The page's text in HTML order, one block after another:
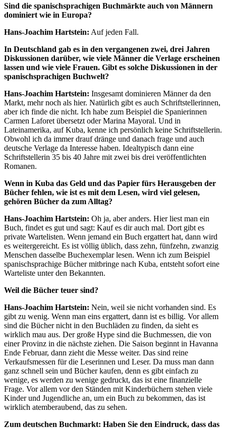
Sind die spanischsprachigen Buchmärkte auch von Männern
dominiert wie in Europa?
Hans-Joachim Hartstein: Auf jeden Fall.
In Deutschland gab es in den vergangenen zwei, drei Jahren
Diskussionen darüber, wie viele Männer die Verlage erscheinen
lassen und wie viele Frauen. Gibt es solche Diskussionen in der
spanischsprachigen Buchwelt?
Hans-Joachim Hartstein: Insgesamt dominieren Männer da den
Markt, mehr noch als hier. Natürlich gibt es auch Schriftstellerinnen,
aber ich finde die nicht. Ich habe zum Beispiel die Spanierinnen
Carmen Laforet übersetzt oder Marina Mayoral. Und in
Lateinamerika, auf Kuba, kenne ich persönlich keine Schriftstellerin.
Obwohl ich da immer drauf dränge und danach frage und auch
deutsche Verlage da Interesse haben. Idealtypisch dann eine
Schriftstellerin 35 bis 40 Jahre mit zwei bis drei veröffentlichten
Romanen.
Wenn in Kuba das Geld und das Papier fürs Herausgeben der
Bücher fehlen, wie ist es mit dem Lesen, wird viel gelesen,
gehören Bücher da zum Alltag?
Hans-Joachim Hartstein: Oh ja, aber anders. Hier liest man ein
Buch, findet es gut und sagt: Kauf es dir auch mal. Dort gibt es
private Wartelisten. Wenn jemand ein Buch ergattert hat, dann wird
es weitergereicht. Es ist völlig üblich, dass zehn, fünfzehn, zwanzig
Menschen dasselbe Buchexemplar lesen. Wenn ich zum Beispiel
spanischsprachige Bücher mitbringe nach Kuba, entsteht sofort eine
Warteliste unter den Bekannten.
Weil die Bücher teuer sind?
Hans-Joachim Hartstein: Nein, weil sie nicht vorhanden sind. Es
gibt zu wenig. Wenn man eins ergattert, dann ist es billig. Vor allem
sind die Bücher nicht in den Buchläden zu finden, da sieht es
wirklich mau aus. Der große Hype sind die Buchmessen, die von
einer Provinz in die nächste ziehen. Die Saison beginnt in Havanna
Ende Februar, dann zieht die Messe weiter. Das sind reine
Verkaufsmessen für die Leserinnen und Leser. Da muss man dann
ganz schnell sein und Bücher kaufen, denn es gibt einfach zu
wenige, es werden zu wenige gedruckt, das ist eine finanzielle
Frage. Vor allem vor den Ständen mit Kinderbüchern stehen viele
Kinder und Jugendliche an, um ein Buch zu bekommen, das ist
wirklich atemberaubend, das zu sehen.
Zum deutschen Buchmarkt: Haben Sie den Eindruck, dass das